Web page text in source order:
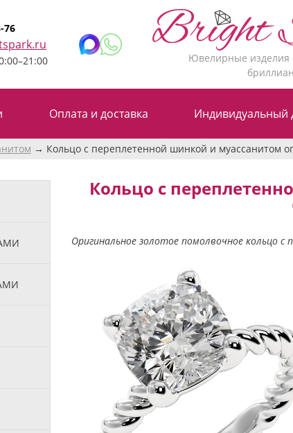
76
Ювелирные изделия
Оплата и доставка Индивидуальный
Кольцо с переплетенной шинкой и муассанитом
Кольцо с
Оригинальное золотое помолвочное кольцо